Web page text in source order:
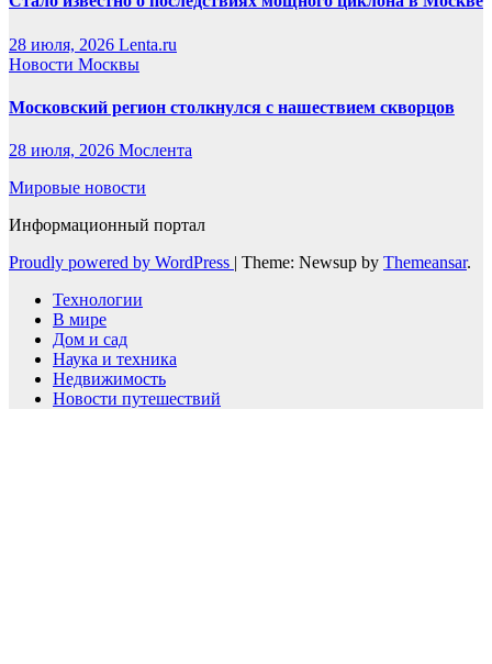
28 июля, 2026 Lenta.ru
Новости Москвы
Московский регион столкнулся с нашествием скворцов
28 июля, 2026 Мослента
Мировые новости
Информационный портал
Proudly powered by WordPress | Theme: Newsup by Themeansar.
Технологии
В мире
Дом и сад
Наука и техника
Недвижимость
Новости путешествий